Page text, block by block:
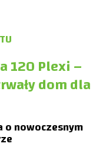
120 Plexi –
dom dla
o nowoczesnym